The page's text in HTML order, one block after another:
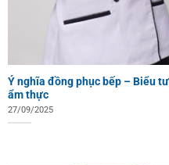
Ý nghĩa đồng phục bếp – Biểu
ẩm thực
27/09/2025